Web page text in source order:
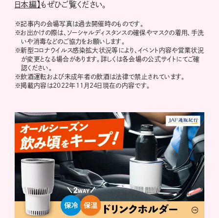
日本編】 もぜひご覧ください。
※記事内の会場写真は過去開催時のものです。
※お出かけの際は、ソーシャルディスタンスの確保やマスクの着用、手洗
いや消毒などのご協力をお願いします。
※新型コロナウイルス感染拡大状況等により、イベント内容や営業状況
が変更となる場合があります。詳しくは各会場の公式サイトにてご確
認ください。
※飲酒運転および未成年者の飲酒は法律で禁止されています。
※掲載内容は2022年11月24日現在の内容です。